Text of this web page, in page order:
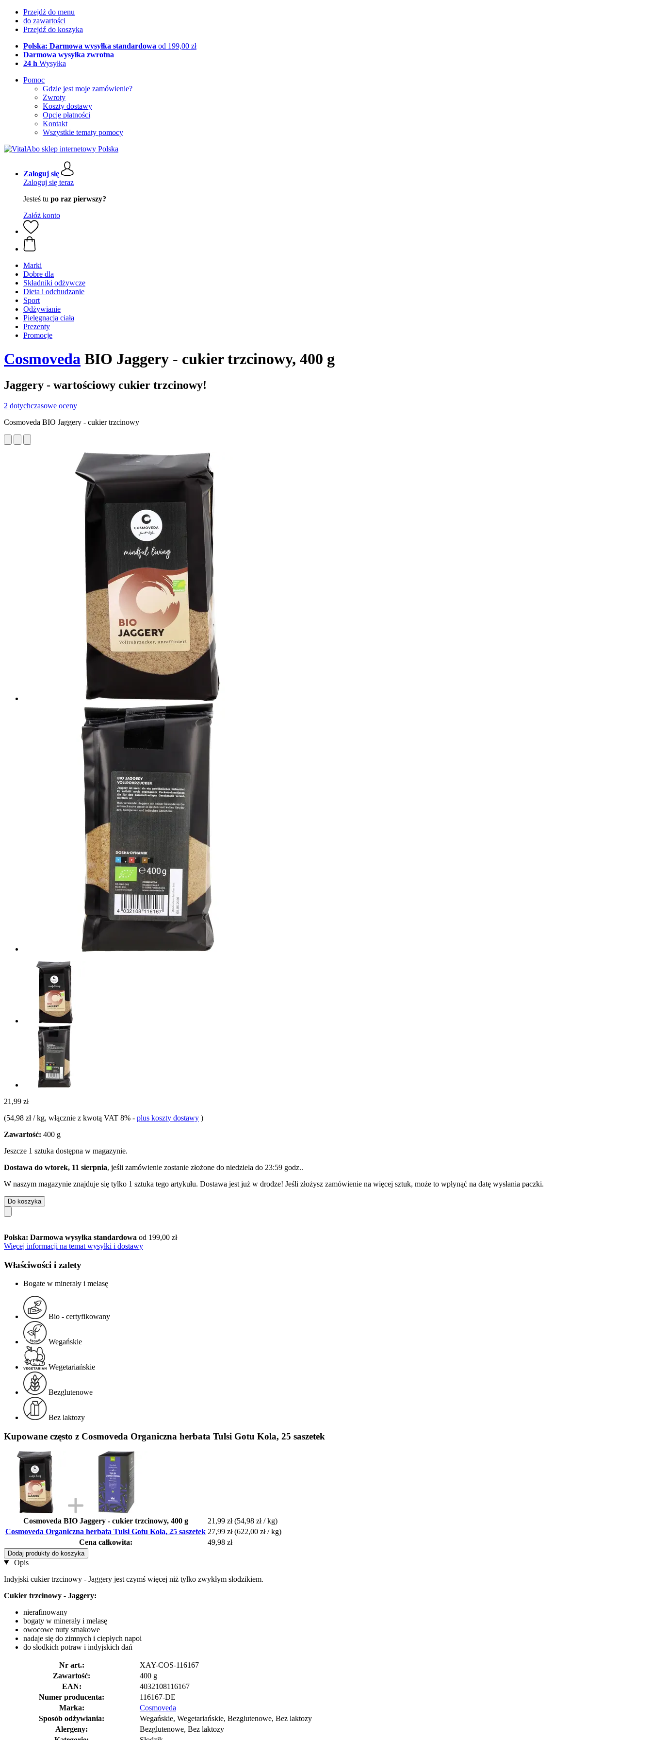
Przejdź do menu
do zawartości
Przejdź do koszyka
Polska: Darmowa wysyłka standardowa od 199,00 zł
Darmowa wysyłka zwrotna
24 h Wysyłka
Pomoc
Gdzie jest moje zamówienie?
Zwroty
Koszty dostawy
Opcje płatności
Kontakt
Wszystkie tematy pomocy
Zaloguj się
Zaloguj się teraz
Jesteś tu po raz pierwszy?
Załóż konto
Marki
Dobre dla
Składniki odżywcze
Dieta i odchudzanie
Sport
Odżywianie
Pielęgnacja ciała
Prezenty
Promocje
Cosmoveda BIO Jaggery - cukier trzcinowy, 400 g
Jaggery - wartościowy cukier trzcinowy!
2 dotychczasowe oceny
Cosmoveda BIO Jaggery - cukier trzcinowy
21,99 zł
(54,98 zł / kg, włącznie z kwotą VAT 8% - plus koszty dostawy )
Zawartość: 400 g
Jeszcze 1 sztuka dostępna w magazynie.
Dostawa do wtorek, 11 sierpnia, jeśli zamówienie zostanie złożone do niedziela do 23:59 godz..
W naszym magazynie znajduje się tylko 1 sztuka tego artykułu. Dostawa jest już w drodze! Jeśli złożysz zamówienie na więcej sztuk, może to wpłynąć na datę wysłania paczki.
Do koszyka
Polska: Darmowa wysyłka standardowa od 199,00 zł
Więcej informacji na temat wysyłki i dostawy
Właściwości i zalety
Bogate w minerały i melasę
Bio - certyfikowany
Wegańskie
Wegetariańskie
Bezglutenowe
Bez laktozy
Kupowane często z Cosmoveda Organiczna herbata Tulsi Gotu Kola, 25 saszetek
Cosmoveda BIO Jaggery - cukier trzcinowy, 400 g 21,99 zł (54,98 zł / kg)
Cosmoveda Organiczna herbata Tulsi Gotu Kola, 25 saszetek 27,99 zł (622,00 zł / kg)
Cena całkowita:
49,98 zł
Dodaj produkty do koszyka
Opis
Indyjski cukier trzcinowy - Jaggery jest czymś więcej niż tylko zwykłym słodzikiem.
Cukier trzcinowy - Jaggery:
nierafinowany
bogaty w minerały i melasę
owocowe nuty smakowe
nadaje się do zimnych i ciepłych napoi
do słodkich potraw i indyjskich dań
Nr art.:
XAY-COS-116167
Zawartość:
400 g
EAN:
4032108116167
Numer producenta:
116167-DE
Marka:
Cosmoveda
Sposób odżywiania:
Wegańskie, Wegetariańskie, Bezglutenowe, Bez laktozy
Alergeny:
Bezglutenowe, Bez laktozy